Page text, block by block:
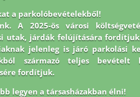
a parkolóbevételekből!
A 2025-ös városi
utak, járdák felújítására
jelenleg is járó parkolási
származó teljes bevételt
fordítjuk.
legyen a társasházakban élni!